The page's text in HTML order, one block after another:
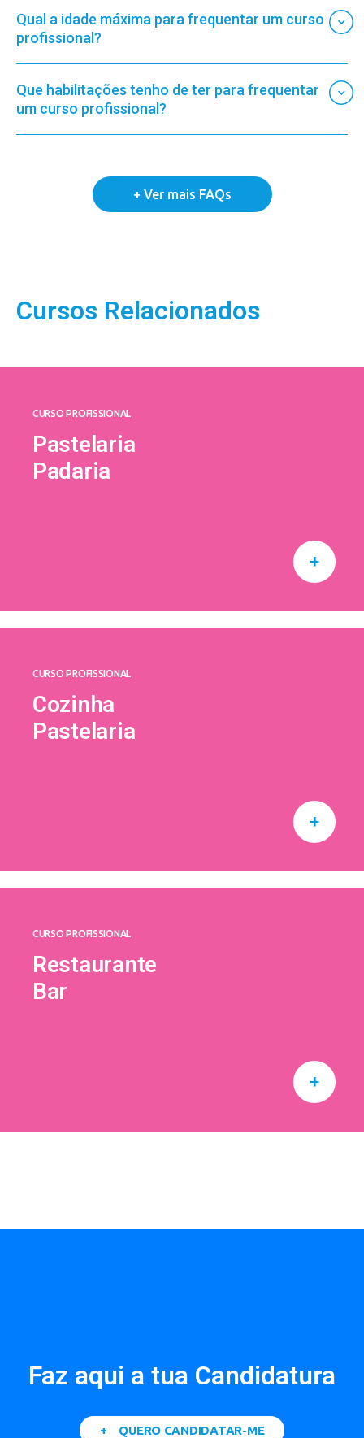
Qual a idade máxima para frequentar um curso
profissional?
Que habilitações tenho de ter para frequentar
um curso profissional?
Cursos Relacionados
CURSO PROFISSIONAL
Pastelaria
Padaria
+
CURSO PROFISSIONAL
Cozinha
Pastelaria
+
CURSO PROFISSIONAL
Restaurante
Bar
+
Faz aqui a tua Candidatura
+ QUERO CANDIDATAR-ME